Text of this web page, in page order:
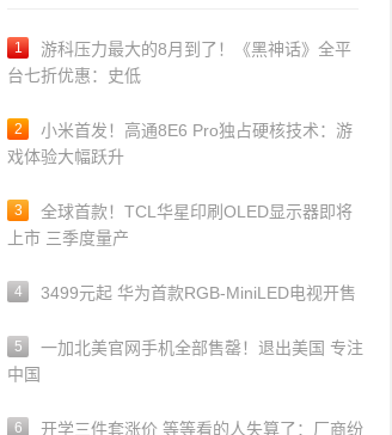
1
游科压力最大的8月到了！《黑神话》全平
台七折优惠：史低
2
小米首发！高通8E6 Pro独占硬核技术：游
戏体验大幅跃升
3
全球首款！TCL华星印刷OLED显示器即将
上市 三季度量产
4 3499元起 华为首款RGB-MiniLED电视开售
5
一加北美官网手机全部售罄！退出美国 专注
中国
6
开学三件套涨价 等等看的人失算了：厂商纷